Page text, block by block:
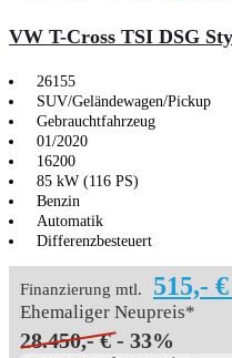
VW T-Cross TSI DSG
26155
SUV/Geländewagen/Pickup
Gebrauchtfahrzeug
01/2020
16200
85 kW (116 PS)
Benzin
Automatik
Differenzbesteuert
Finanzierung mtl. 515,- €
Ehemaliger Neupreis*
28.450,- € - 33%